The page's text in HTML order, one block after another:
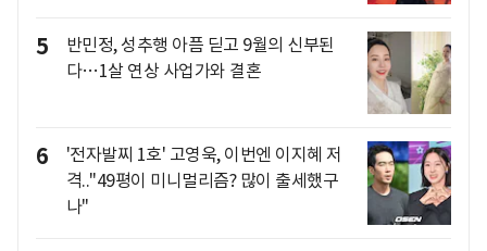
5
반민정, 성추행 아픔 딛고 9월의 신부된
다…1살 연상 사업가와 결혼
6
'전자발찌 1호' 고영욱, 이번엔 이지혜 저
격.."49평이 미니멀리즘? 많이 출세했구
나"